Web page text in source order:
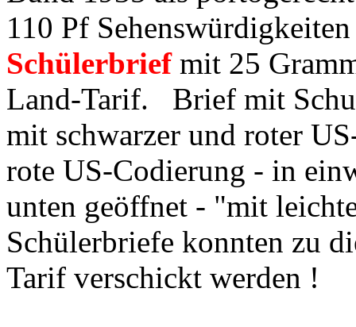
110 Pf
Schülerbriefmit 25
Land-Tarif. Brief mit
mit schwarzer und roter
rote US-Codierung - in
unten geöffnet - "mit
Schülerbriefe konnten zu
Tarif verschickt werden !